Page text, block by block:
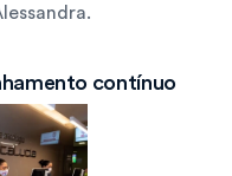
contínuo